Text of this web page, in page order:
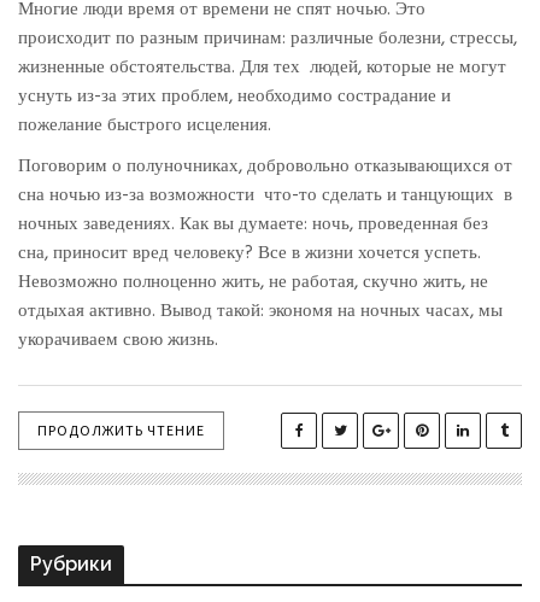
Многие люди время от времени не спят ночью. Это
происходит по разным причинам: различные болезни, стрессы,
жизненные обстоятельства. Для тех людей, которые не могут
уснуть из-за этих проблем, необходимо сострадание и
пожелание быстрого исцеления.
Поговорим о полуночниках, добровольно отказывающихся от
сна ночью из-за возможности что-то сделать и танцующих в
ночных заведениях. Как вы думаете: ночь, проведенная без
сна, приносит вред человеку? Все в жизни хочется успеть.
Невозможно полноценно жить, не работая, скучно жить, не
отдыхая активно. Вывод такой: экономя на ночных часах, мы
укорачиваем свою жизнь.
ПРОДОЛЖИТЬ ЧТЕНИЕ
Рубрики